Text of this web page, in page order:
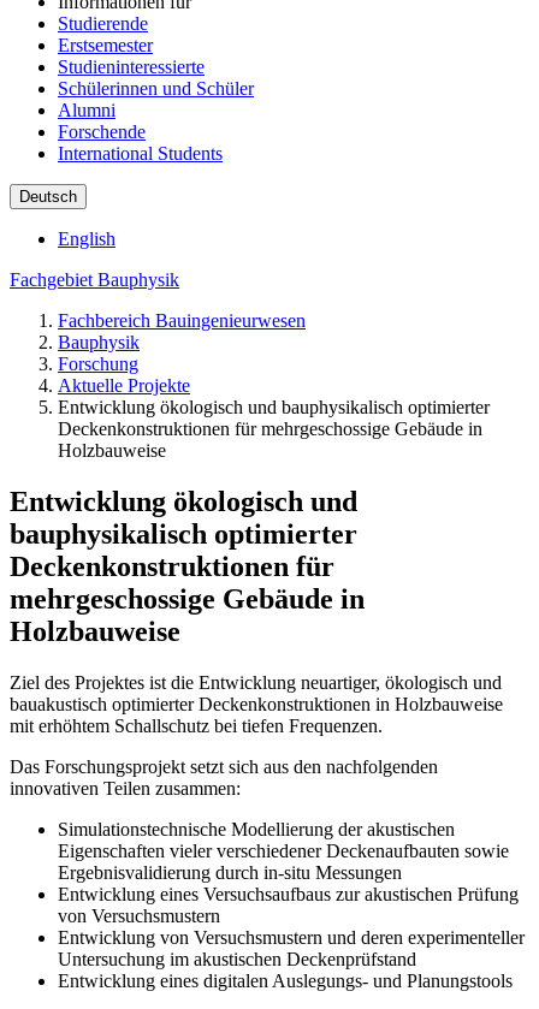
Studierende
Erstsemester
Studieninteressierte
Schülerinnen und Schüler
Alumni
Forschende
International Students
Deutsch
English
Fachgebiet Bauphysik
Fachbereich Bauingenieurwesen
Bauphysik
Forschung
Aktuelle Projekte
Entwicklung ökologisch und bauphysikalisch optimierter
Deckenkonstruktionen für mehrgeschossige Gebäude in
Holzbauweise
Entwicklung ökologisch und
bauphysikalisch optimierter
Deckenkonstruktionen für
mehrgeschossige Gebäude in
Holzbauweise
Ziel des Projektes ist die Entwicklung neuartiger, ökologisch und
bauakustisch optimierter Deckenkonstruktionen in Holzbauweise
mit erhöhtem Schallschutz bei tiefen Frequenzen.
Das Forschungsprojekt setzt sich aus den nachfolgenden
innovativen Teilen zusammen:
Simulationstechnische Modellierung der akustischen
Eigenschaften vieler verschiedener Deckenaufbauten sowie
Ergebnisvalidierung durch in-situ Messungen
Entwicklung eines Versuchsaufbaus zur akustischen Prüfung
von Versuchsmustern
Entwicklung von Versuchsmustern und deren experimenteller
Untersuchung im akustischen Deckenprüfstand
Entwicklung eines digitalen Auslegungs- und Planungstools